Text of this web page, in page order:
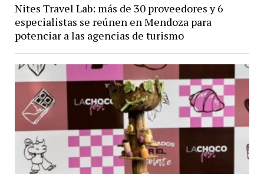
Nites Travel Lab: más de 30 proveedores y 6
especialistas se reúnen en Mendoza para
potenciar a las agencias de turismo